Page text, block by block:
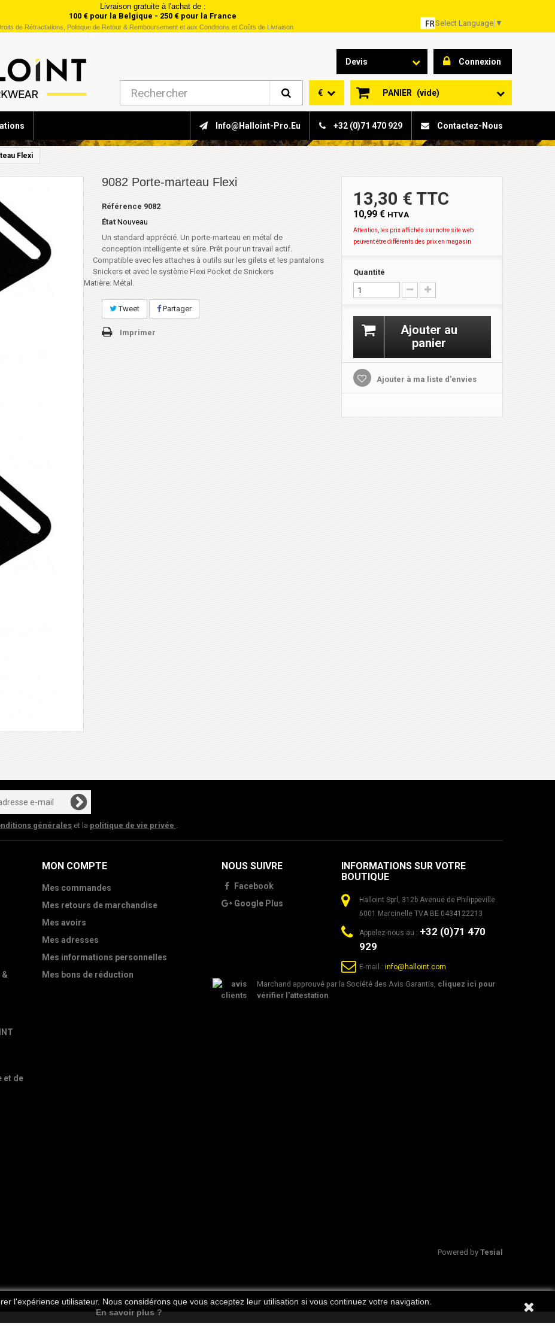
Livraison gratuite à l'achat de :
100 € pour la Belgique - 250 € pour la France
de Rétractations, Politique de Retour & Remboursement et aux Conditions et Coûts de Livraison Select Language ▼
Connexion
Devis
PANIER (vide)
€
Contactez-Nous
+32 (0)71 470 929
Info@halloint-Pro.eu
Flexi
9082 Porte-marteau Flexi
Référence 9082
État Nouveau
Un standard apprécié. Un porte-marteau en métal de
conception intelligente et sûre. Prêt pour un travail actif.
Compatible avec les attaches à outils sur les gilets et les pantalons
Snickers et avec le système Flexi Pocket de Snickers
Matière: Métal.
Tweet Partager
Imprimer
13,30 € TTC
10,99 € HTVA
Attention, les prix affichés sur notre site web
peuvent être différents des prix en magasin
Quantité
Ajouter au
panier
Ajouter à ma liste d'envies
générales et la politique de vie privée .
et de
MON COMPTE
Mes commandes
Mes retours de marchandise
Mes avoirs
Mes adresses
Mes informations personnelles
Mes bons de réduction
NOUS SUIVRE
Facebook
Google Plus
INFORMATIONS SUR VOTRE
BOUTIQUE
Halloint Sprl, 312b Avenue de Philippeville
6001 Marcinelle TVA BE 0434122213
Appelez-nous au : +32 (0)71 470
929
E-mail : info@halloint.com
Marchand approuvé par la Société des Avis Garantis, cliquez ici pour
vérifier l'attestation.
l'expérience utilisateur. Nous considérons que vous acceptez leur utilisation si vous continuez votre navigation.
En savoir plus ?
Powered by Tesial